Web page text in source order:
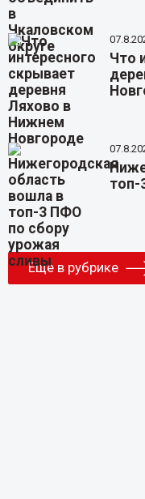
Что
топ-
Еще в рубрике